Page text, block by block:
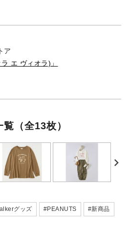
ア
エ ヴィオラ)」
覧 （全13枚）
グッズ #PEANUTS #新商品